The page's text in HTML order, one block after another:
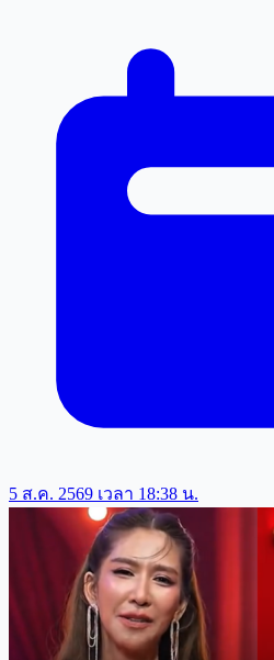
5 ส.ค. 2569 เวลา 18:38 น.